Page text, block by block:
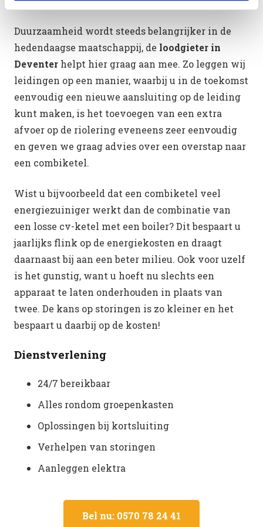
Duurzaamheid wordt steeds belangrijker in de
hedendaagse maatschappij, de loodgieter in
Deventer helpt hier graag aan mee. Zo leggen wij
leidingen op een manier, waarbij u in de toekomst
eenvoudig een nieuwe aansluiting op de leiding
kunt maken, is het toevoegen van een extra
afvoer op de riolering eveneens zeer eenvoudig
en geven we graag advies over een overstap naar
een combiketel.
Wist u bijvoorbeeld dat een combiketel veel
energiezuiniger werkt dan de combinatie van
een losse cv-ketel met een boiler? Dit bespaart u
jaarlijks flink op de energiekosten en draagt
daarnaast bij aan een beter milieu. Ook voor uzelf
is het gunstig, want u hoeft nu slechts een
apparaat te laten onderhouden in plaats van
twee. De kans op storingen is zo kleiner en het
bespaart u daarbij op de kosten!
Dienstverlening
24/7 bereikbaar
Alles rondom groepenkasten
Oplossingen bij kortsluiting
Verhelpen van storingen
Aanleggen elektra
Bel nu: 0570 78 24 41